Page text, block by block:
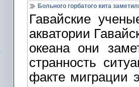
Больного горбатого кита
Гавайские
акватории
океана они
странность
факте миграции